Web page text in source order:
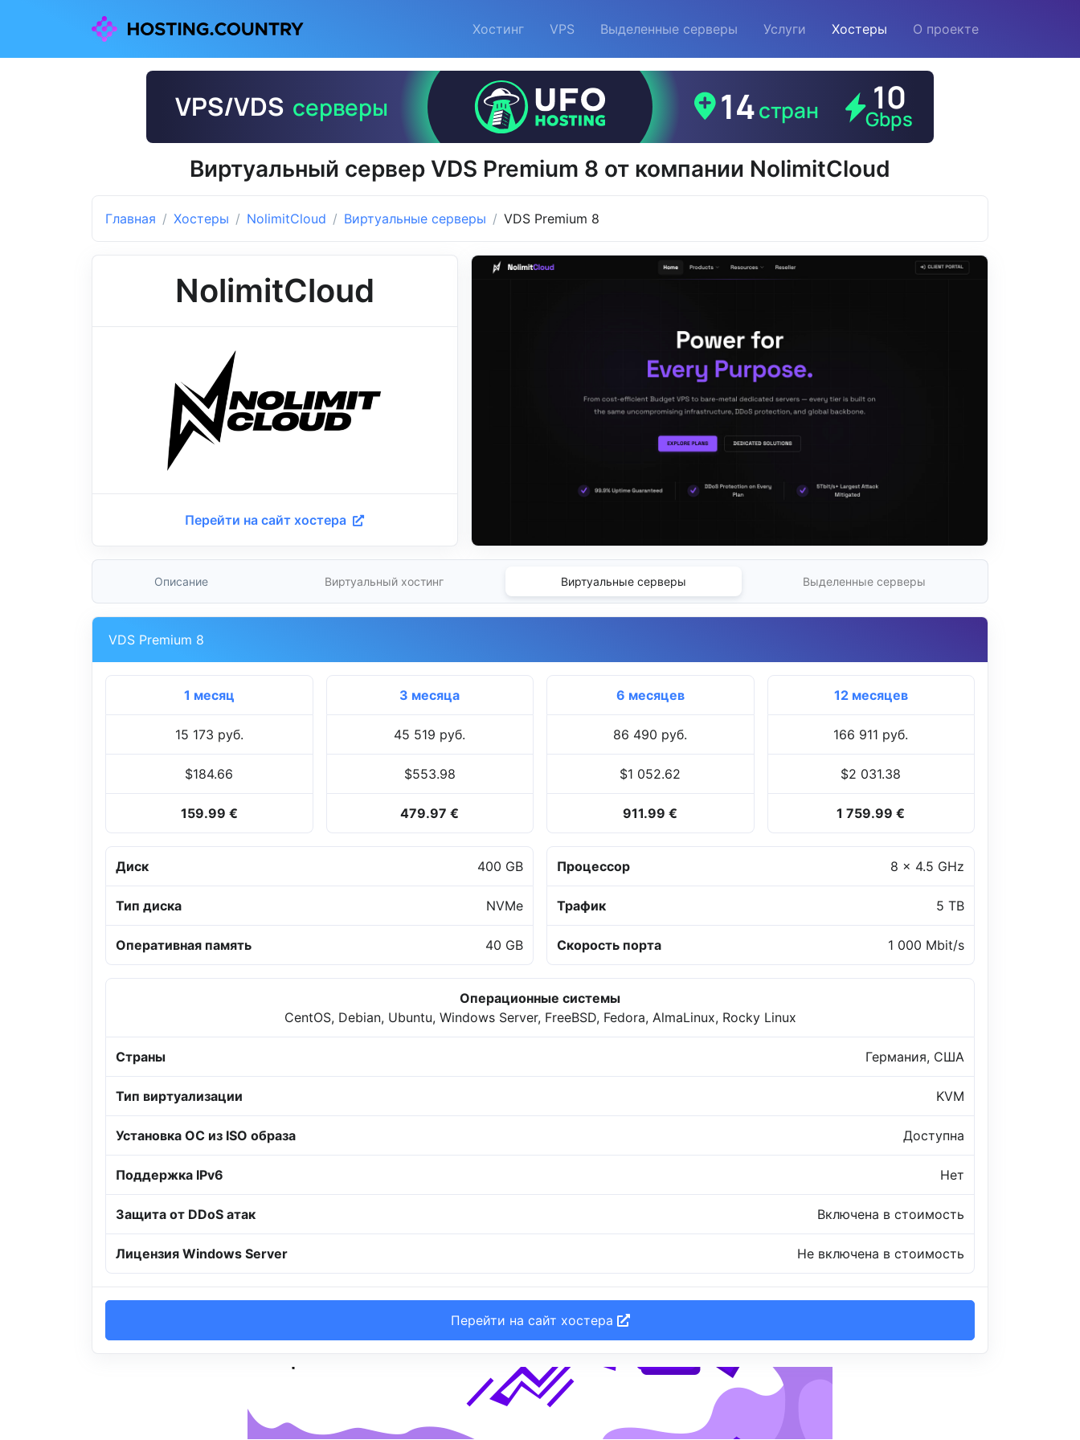
Хостинг VPS Выделенные серверы Услуги Хостеры О проекте
Виртуальный сервер VDS Premium 8 от компании NolimitCloud
Главная Хостеры NolimitCloud Виртуальные серверы VDS Premium 8
NolimitCloud
Перейти на сайт хостера
Описание Виртуальный хостинг Виртуальные серверы Выделенные серверы
VDS Premium 8
1 месяц
15 173 руб.
$184.66
159.99 €
3 месяца
45 519 руб.
$553.98
479.97 €
6 месяцев
86 490 руб.
$1 052.62
911.99 €
12 месяцев
166 911 руб.
$2 031.38
1 759.99 €
Диск 400 GB
Тип диска NVMe
Оперативная память 40 GB
Процессор 8 x 4.5 GHz
Трафик 5 TB
Скорость порта 1 000 Mbit/s
Операционные системы
CentOS, Debian, Ubuntu, Windows Server, FreeBSD, Fedora, AlmaLinux, Rocky Linux
Страны Германия, США
Тип виртуализации KVM
Установка ОС из ISO образа Доступна
Поддержка IPv6 Нет
Защита от DDoS атак Включена в стоимость
Лицензия Windows Server Не включена в стоимость
Перейти на сайт хостера